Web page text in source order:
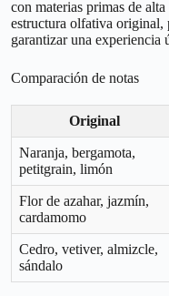
con materias primas de
estructura olfativa original,
garantizar una experiencia
Comparación de notas
Original
Naranja, bergamota,
petitgrain, limón
Flor de azahar, jazmín,
cardamomo
Cedro, vetiver, almizcle,
sándalo